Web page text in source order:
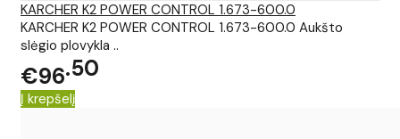
KARCHER K2 POWER CONTROL 1.673-600.0
KARCHER K2 POWER CONTROL 1.673-600.0 Aukšto
slėgio plovykla ..
€96 50
Į krepšelį